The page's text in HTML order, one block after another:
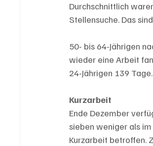
Durchschnittlich
Stellensuche. Das
50- bis 64-Jährigen
wieder eine Arbeit
24-Jährigen 139 Tage.
Kurzarbeit
Ende Dezember
sieben weniger als
Kurzarbeit betroffen.